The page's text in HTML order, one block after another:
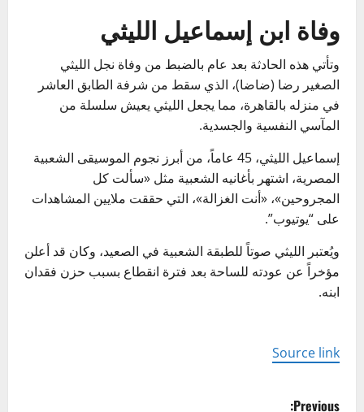
وفاة ابن إسماعيل الليثي
وتأتي هذه الحادثة بعد عام بالضبط من وفاة نجل الليثي
الصغير رضا (ضاضا)، الذي سقط من شرفة الطابق العاشر
في منزله بالقاهرة، مما يجعل الليثي يعيش سلسلة من
المآسي النفسية والجسدية.
إسماعيل الليثي، 45 عاماً، من أبرز نجوم الموسيقى الشعبية
المصرية، اشتهر بأغانيه الشعبية مثل «سألت كل
المجروحين»، «أنت الغزالة»، التي حققت ملايين المشاهدات
على “يوتيوب”.
ويُعتبر الليثي صوتاً للطبقة الشعبية في الصعيد، وكان قد أعلن
مؤخراً عن عودته للساحة بعد فترة انقطاع بسبب حزن فقدان
ابنه.
Source link
P
Previous: